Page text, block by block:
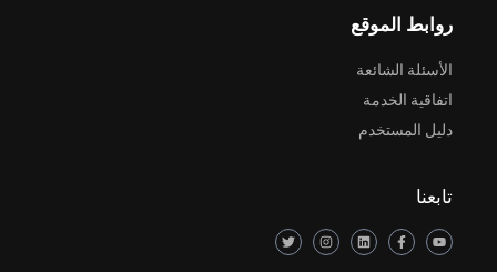
روابط الموقع
الأسئلة الشائعة
اتفاقية الخدمة
دليل المستخدم
تابعنا